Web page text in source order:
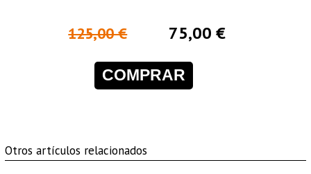
125,00 € 75,00 €
COMPRAR
Otros artículos relacionados